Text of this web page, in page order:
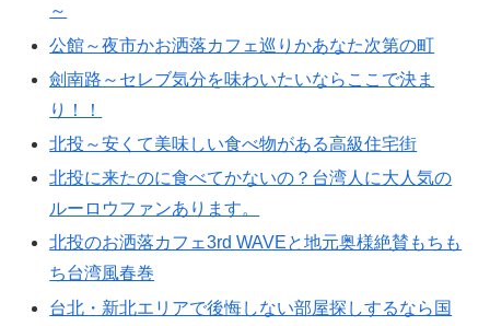
～
公館～夜市かお洒落カフェ巡りかあなた次第の町
劍南路～セレブ気分を味わいたいならここで決ま
り！！
北投～安くて美味しい食べ物がある高級住宅街
北投に来たのに食べてかないの？台湾人に大人気の
ルーロウファンあります。
北投のお洒落カフェ3rd WAVEと地元奥様絶賛もちも
ち台湾風春巻
台北・新北エリアで後悔しない部屋探しするなら国